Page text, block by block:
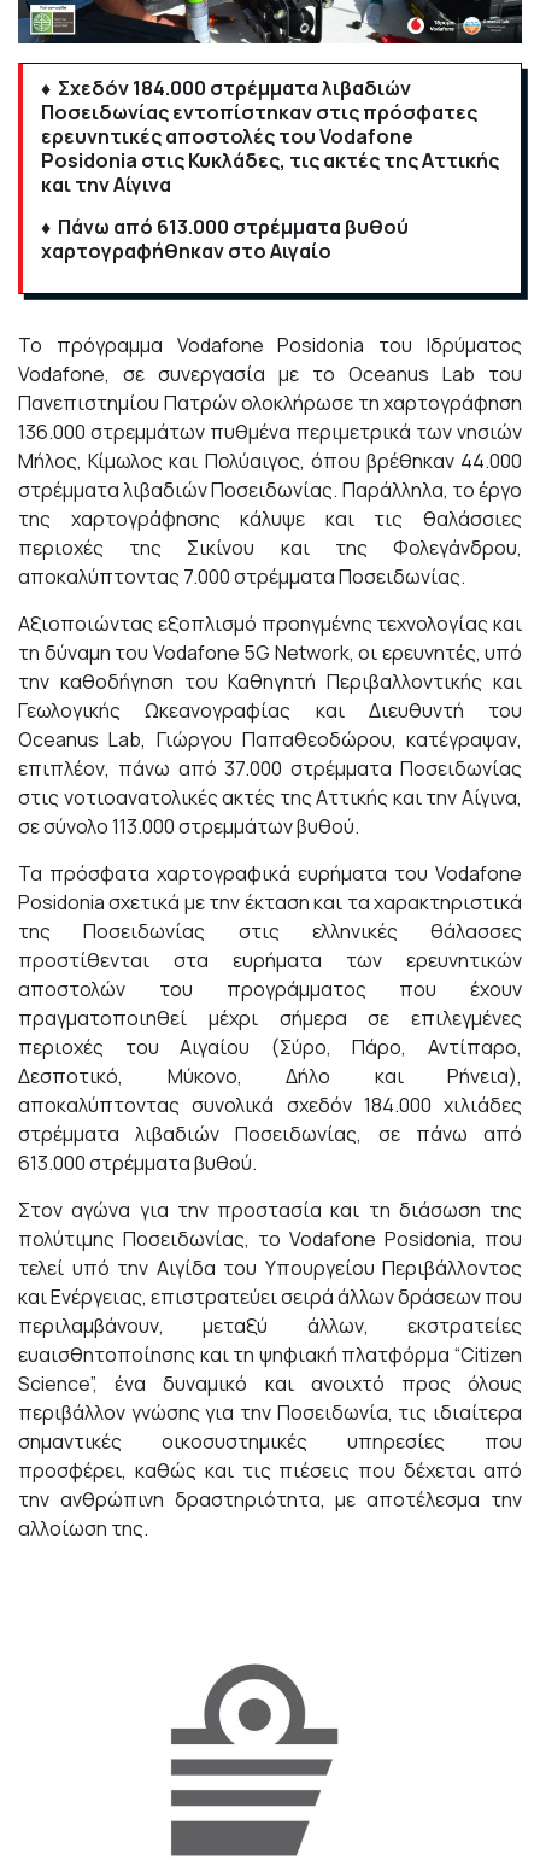
♦ Σχεδόν 184.000 στρέμματα λιβαδιών
Ποσειδωνίας εντοπίστηκαν στις πρόσφατες
ερευνητικές αποστολές του Vodafone
Posidonia στις Κυκλάδες, τις ακτές της Αττικής
και την Αίγινα
♦ Πάνω από 613.000 στρέμματα βυθού
χαρτογραφήθηκαν στο Αιγαίο
Το πρόγραμμα Vodafone Posidonia του Ιδρύματος
Vodafone, σε συνεργασία με το Oceanus Lab του
Πανεπιστημίου Πατρών ολοκλήρωσε τη χαρτογράφηση
136.000 στρεμμάτων πυθμένα περιμετρικά των νησιών
Μήλος, Κίμωλος και Πολύαιγος, όπου βρέθηκαν 44.000
στρέμματα λιβαδιών Ποσειδωνίας. Παράλληλα, το έργο
της χαρτογράφησης κάλυψε και τις θαλάσσιες
περιοχές της Σικίνου και της Φολεγάνδρου,
αποκαλύπτοντας 7.000 στρέμματα Ποσειδωνίας.
Αξιοποιώντας εξοπλισμό προηγμένης τεχνολογίας και
τη δύναμη του Vodafone 5G Network, οι ερευνητές, υπό
την καθοδήγηση του Καθηγητή Περιβαλλοντικής και
Γεωλογικής Ωκεανογραφίας και Διευθυντή του
Oceanus Lab, Γιώργου Παπαθεοδώρου, κατέγραψαν,
επιπλέον, πάνω από 37.000 στρέμματα Ποσειδωνίας
στις νοτιοανατολικές ακτές της Αττικής και την Αίγινα,
σε σύνολο 113.000 στρεμμάτων βυθού.
Τα πρόσφατα χαρτογραφικά ευρήματα του Vodafone
Posidonia σχετικά με την έκταση και τα χαρακτηριστικά
της Ποσειδωνίας στις ελληνικές θάλασσες
προστίθενται στα ευρήματα των ερευνητικών
αποστολών του προγράμματος που έχουν
πραγματοποιηθεί μέχρι σήμερα σε επιλεγμένες
περιοχές του Αιγαίου (Σύρο, Πάρο, Αντίπαρο,
Δεσποτικό, Μύκονο, Δήλο και Ρήνεια),
αποκαλύπτοντας συνολικά σχεδόν 184.000 χιλιάδες
στρέμματα λιβαδιών Ποσειδωνίας, σε πάνω από
613.000 στρέμματα βυθού.
Στον αγώνα για την προστασία και τη διάσωση της
πολύτιμης Ποσειδωνίας, το Vodafone Posidonia, που
τελεί υπό την Αιγίδα του Υπουργείου Περιβάλλοντος
και Ενέργειας, επιστρατεύει σειρά άλλων δράσεων που
περιλαμβάνουν, μεταξύ άλλων, εκστρατείες
ευαισθητοποίησης και τη ψηφιακή πλατφόρμα “Citizen
Science”, ένα δυναμικό και ανοιχτό προς όλους
περιβάλλον γνώσης για την Ποσειδωνία, τις ιδιαίτερα
σημαντικές οικοσυστημικές υπηρεσίες που
προσφέρει, καθώς και τις πιέσεις που δέχεται από
την ανθρώπινη δραστηριότητα, με αποτέλεσμα την
αλλοίωση της.